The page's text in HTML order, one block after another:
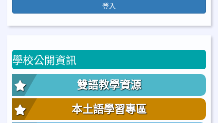
登入
學校公開資訊
雙語教學資源
本土語學習專區